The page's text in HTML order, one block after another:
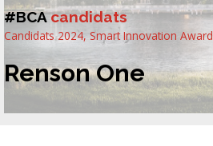
#BCA candidats
Candidats 2024, Smart Innovation Award
Renson One